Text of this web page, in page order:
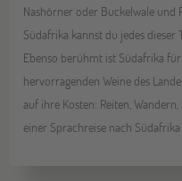
Nashörner oder Buckelwale und
Südafrika kannst du jedes
Ebenso berühmt ist Südafrika
hervorragenden Weine des
auf ihre Kosten: Reiten,
einer Sprachreise nach